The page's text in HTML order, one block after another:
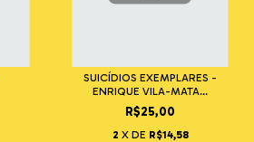
SUICÍDIOS EXEMPLARES -
ENRIQUE VILA-MATA...
R$25,00
2 X DE R$14,58